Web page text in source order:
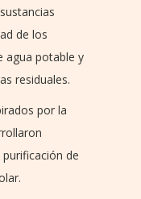
de los
agua potable y
residuales.
por la
de